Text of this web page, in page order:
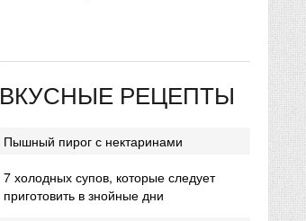
ВКУСНЫЕ РЕЦЕПТЫ
Пышный пирог с нектаринами
7 холодных супов, которые следует
приготовить в знойные дни